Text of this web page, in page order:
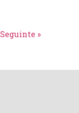
Seguinte »